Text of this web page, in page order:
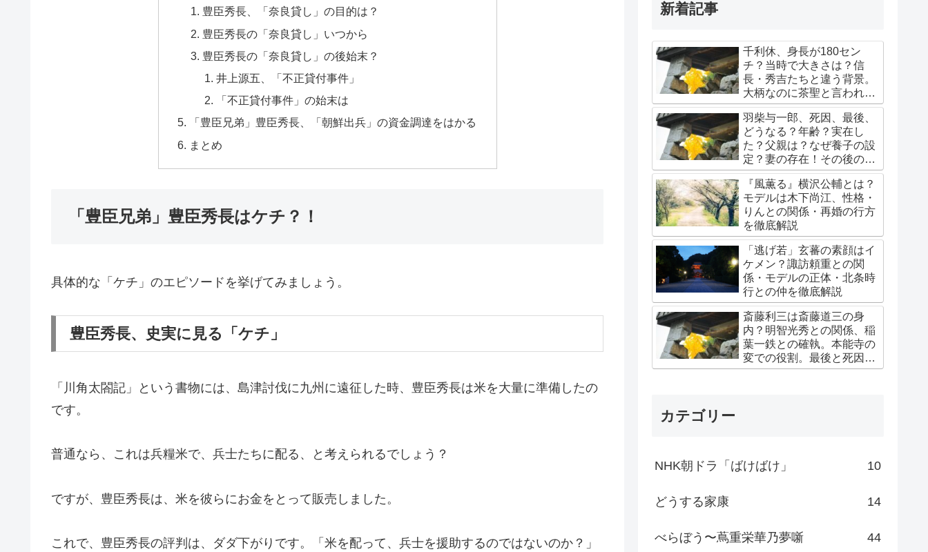
豊臣秀長、「奈良貸し」の目的は？
豊臣秀長の「奈良貸し」いつから
豊臣秀長の「奈良貸し」の後始末？
井上源五、「不正貸付事件」
「不正貸付事件」の始末は
「豊臣兄弟」豊臣秀長、「朝鮮出兵」の資金調達をはかる
まとめ
「豊臣兄弟」豊臣秀長はケチ？！
具体的な「ケチ」のエピソードを挙げてみましょう。
豊臣秀長、史実に見る「ケチ」
「川角太閤記」という書物には、島津討伐に九州に遠征した時、豊臣秀長は米を大量に準備したの
です。
普通なら、これは兵糧米で、兵士たちに配る、と考えられるでしょう？
ですが、豊臣秀長は、米を彼らにお金をとって販売しました。
これで、豊臣秀長の評判は、ダダ下がりです。「米を配って、兵士を援助するのではないのか？」
新着記事
千利休、身長が180セン
チ？当時で大きさは？信
長・秀吉たちと違う背景。
大柄なのに茶聖と言われる
理由。秀吉に嫌われ？吉岡
秀隆が。
羽柴与一郎、死因、最後、
どうなる？年齢？実在し
た？父親は？なぜ養子の設
定？妻の存在！その後の豊
臣家は？
『風薫る』横沢公輔とは？
モデルは木下尚江、性格・
りんとの関係・再婚の行方
を徹底解説
「逃げ若」玄蕃の素顔はイ
ケメン？諏訪頼重との関
係・モデルの正体・北条時
行との仲を徹底解説
斎藤利三は斎藤道三の身
内？明智光秀との関係、稲
葉一鉄との確執。本能寺の
変での役割。最後と死因。
娘・春日局への系譜
カテゴリー
NHK朝ドラ「ばけばけ」 10
どうする家康 14
べらぼう〜蔦重栄華乃夢噺 44